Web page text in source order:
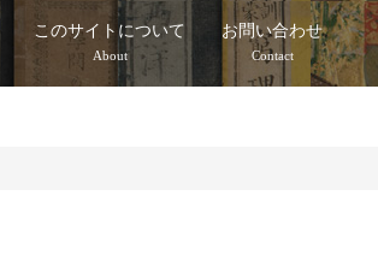
このサイトについて
About
お問い合わせ
Contact